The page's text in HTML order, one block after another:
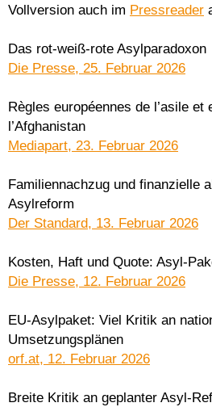
Vollversion auch im Pressreader
Das rot-weiß-rote Asylparadoxon
Die Presse, 25. Februar 2026
Règles européennes de l’asile et
l’Afghanistan
Mediapart, 23. Februar 2026
Familiennachzug und finanzielle
Asylreform
Der Standard, 13. Februar 2026
Kosten, Haft und Quote: Asyl-
Die Presse, 12. Februar 2026
EU-Asylpaket: Viel Kritik an
Umsetzungsplänen
orf.at, 12. Februar 2026
Breite Kritik an geplanter Asyl-